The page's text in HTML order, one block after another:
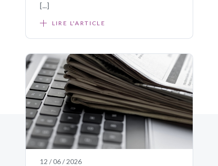
[...]
LIRE L'ARTICLE
12 / 06 / 2026